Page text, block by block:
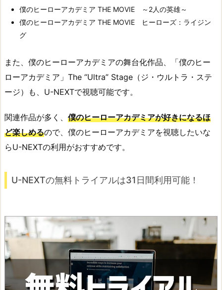
僕のヒーローアカデミア THE MOVIE ～2人の英雄～
僕のヒーローアカデミア THE MOVIE ヒーローズ：ライジン
グ
また、僕のヒーローアカデミアの舞台化作品、「僕のヒー
ローアカデミア」The “Ultra” Stage（ジ・ウルトラ・ステ
ージ）も、U-NEXTで視聴可能です。
関連作品が多く、 僕のヒーローアカデミアが好きになるほ
ど楽しめるので、僕のヒーローアカデミアを視聴したいな
らU-NEXTの利用がおすすめです。
U-NEXTの無料トライアルは31日間利用可能！